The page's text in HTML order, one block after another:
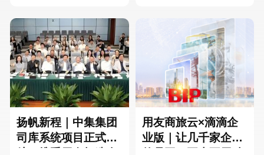
扬帆新程｜中集集团
司库系统项目正式启
用友商旅云×滴滴企
业版｜让几千家企业